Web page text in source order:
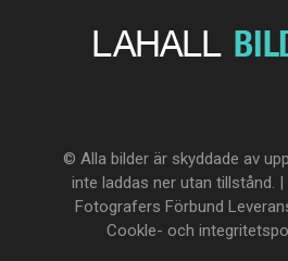
© Alla bilder är skyddade av
inte laddas ner utan tillstånd.
Fotografers Förbund
Cookle- och